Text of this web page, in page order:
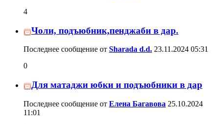
4
Чоли, подъюбник,пенджаби в дар.
Последнее сообщение от Sharada d.d. 23.11.2024 05:31
0
Для матаджи юбки и подъюбники в дар
Последнее сообщение от Елена Багавова 25.10.2024
11:01